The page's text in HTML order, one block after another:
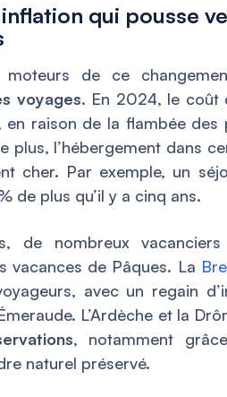
qui pousse
moteurs de ce
voyages. En 2024, le coût
en raison de la flambée
plus, l’hébergement dans
cher. Par exemple, un
de plus qu’il y a cinq ans.
de nombreux
vacances de Pâques. La
avec un regain
L’Ardèche et la
, notamment
naturel préservé.